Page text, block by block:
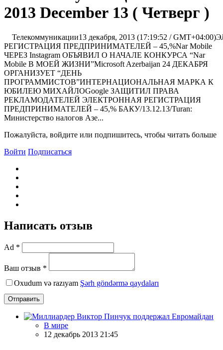
2013 December 13 ( Четверг )
Телекоммуникации13 декабря, 2013 (17:19:52 /
РЕГИСТРАЦИЯ ПРЕДПРИНИМАТЕЛЕЙ – 45,%Nar Mobile
ЧЕРЕЗ Instagram ОБЪЯВИЛ О НАЧАЛЕ КОНКУРСА “Nar
Mobile В МОЕЙ ЖИЗНИ”Microsoft Azerbaijan 24 ДЕКАБРЯ
ОРГАНИЗУЕТ “ДЕНЬ
ПРОГРАММИСТОВ”ИНТЕРНАЦИОНАЛЬНАЯ МАРКА К
ЮБИЛЕЮ МИХАЙЛОGoogle ЗАЩИТИЛ ПРАВА
РЕКЛАМОДАТЕЛЕЙ ЭЛЕКТРОННАЯ РЕГИСТРАЦИЯ
ПРЕДПРИНИМАТЕЛЕЙ – 45,% БАКУ/13.12.13/Turan:
Министерство налогов Азе...
Пожалуйста, войдите или подпишитесь, чтобы читать больше
Войти Подписаться
Написать отзыв
Ad *
Ваш отзыв *
Oxudum və razıyam Şərh göndərmə qaydaları
Отправить
В мире
12 декабрь 2013 21:45